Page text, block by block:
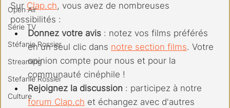
Open Air
Série TV
Stéfanie Rossier
Streaming
Stefanie Rossier
Culture
Sur Clap.ch, vous avez de nombreuses
possibilités :
Donnez votre avis : notez vos films préférés
en un seul clic dans notre section films. Votre
opinion compte pour nous et pour la
communauté cinéphile !
Rejoignez la discussion : participez à notre
forum Clap.ch et échangez avec d'autres